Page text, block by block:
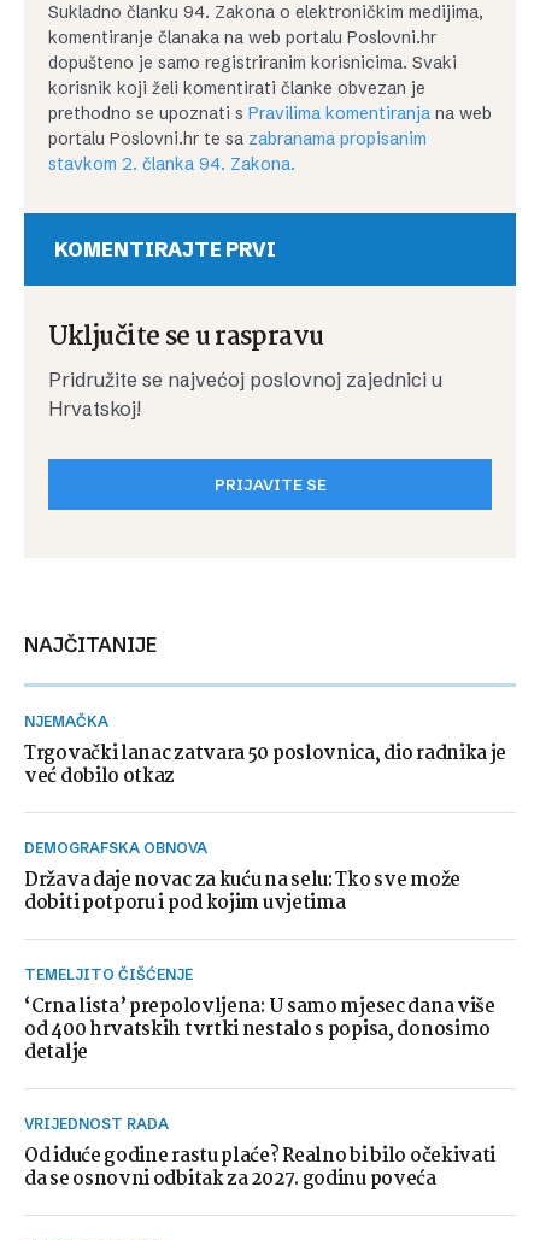
Sukladno članku 94. Zakona o elektroničkim medijima,
komentiranje članaka na web portalu Poslovni.hr
dopušteno je samo registriranim korisnicima. Svaki
korisnik koji želi komentirati članke obvezan je
prethodno se upoznati s Pravilima komentiranja na web
portalu Poslovni.hr te sa zabranama propisanim
stavkom 2. članka 94. Zakona.
KOMENTIRAJTE PRVI
Uključite se u raspravu
Pridružite se najvećoj poslovnoj zajednici u
Hrvatskoj!
PRIJAVITE SE
NAJČITANIJE
NJEMAČKA
Trgovački lanac zatvara 50 poslovnica, dio radnika je
već dobilo otkaz
DEMOGRAFSKA OBNOVA
Država daje novac za kuću na selu: Tko sve može
dobiti potporu i pod kojim uvjetima
TEMELJITO ČIŠĆENJE
‘Crna lista’ prepolovljena: U samo mjesec dana više
od 400 hrvatskih tvrtki nestalo s popisa, donosimo
detalje
VRIJEDNOST RADA
Od iduće godine rastu plaće? Realno bi bilo očekivati
da se osnovni odbitak za 2027. godinu poveća